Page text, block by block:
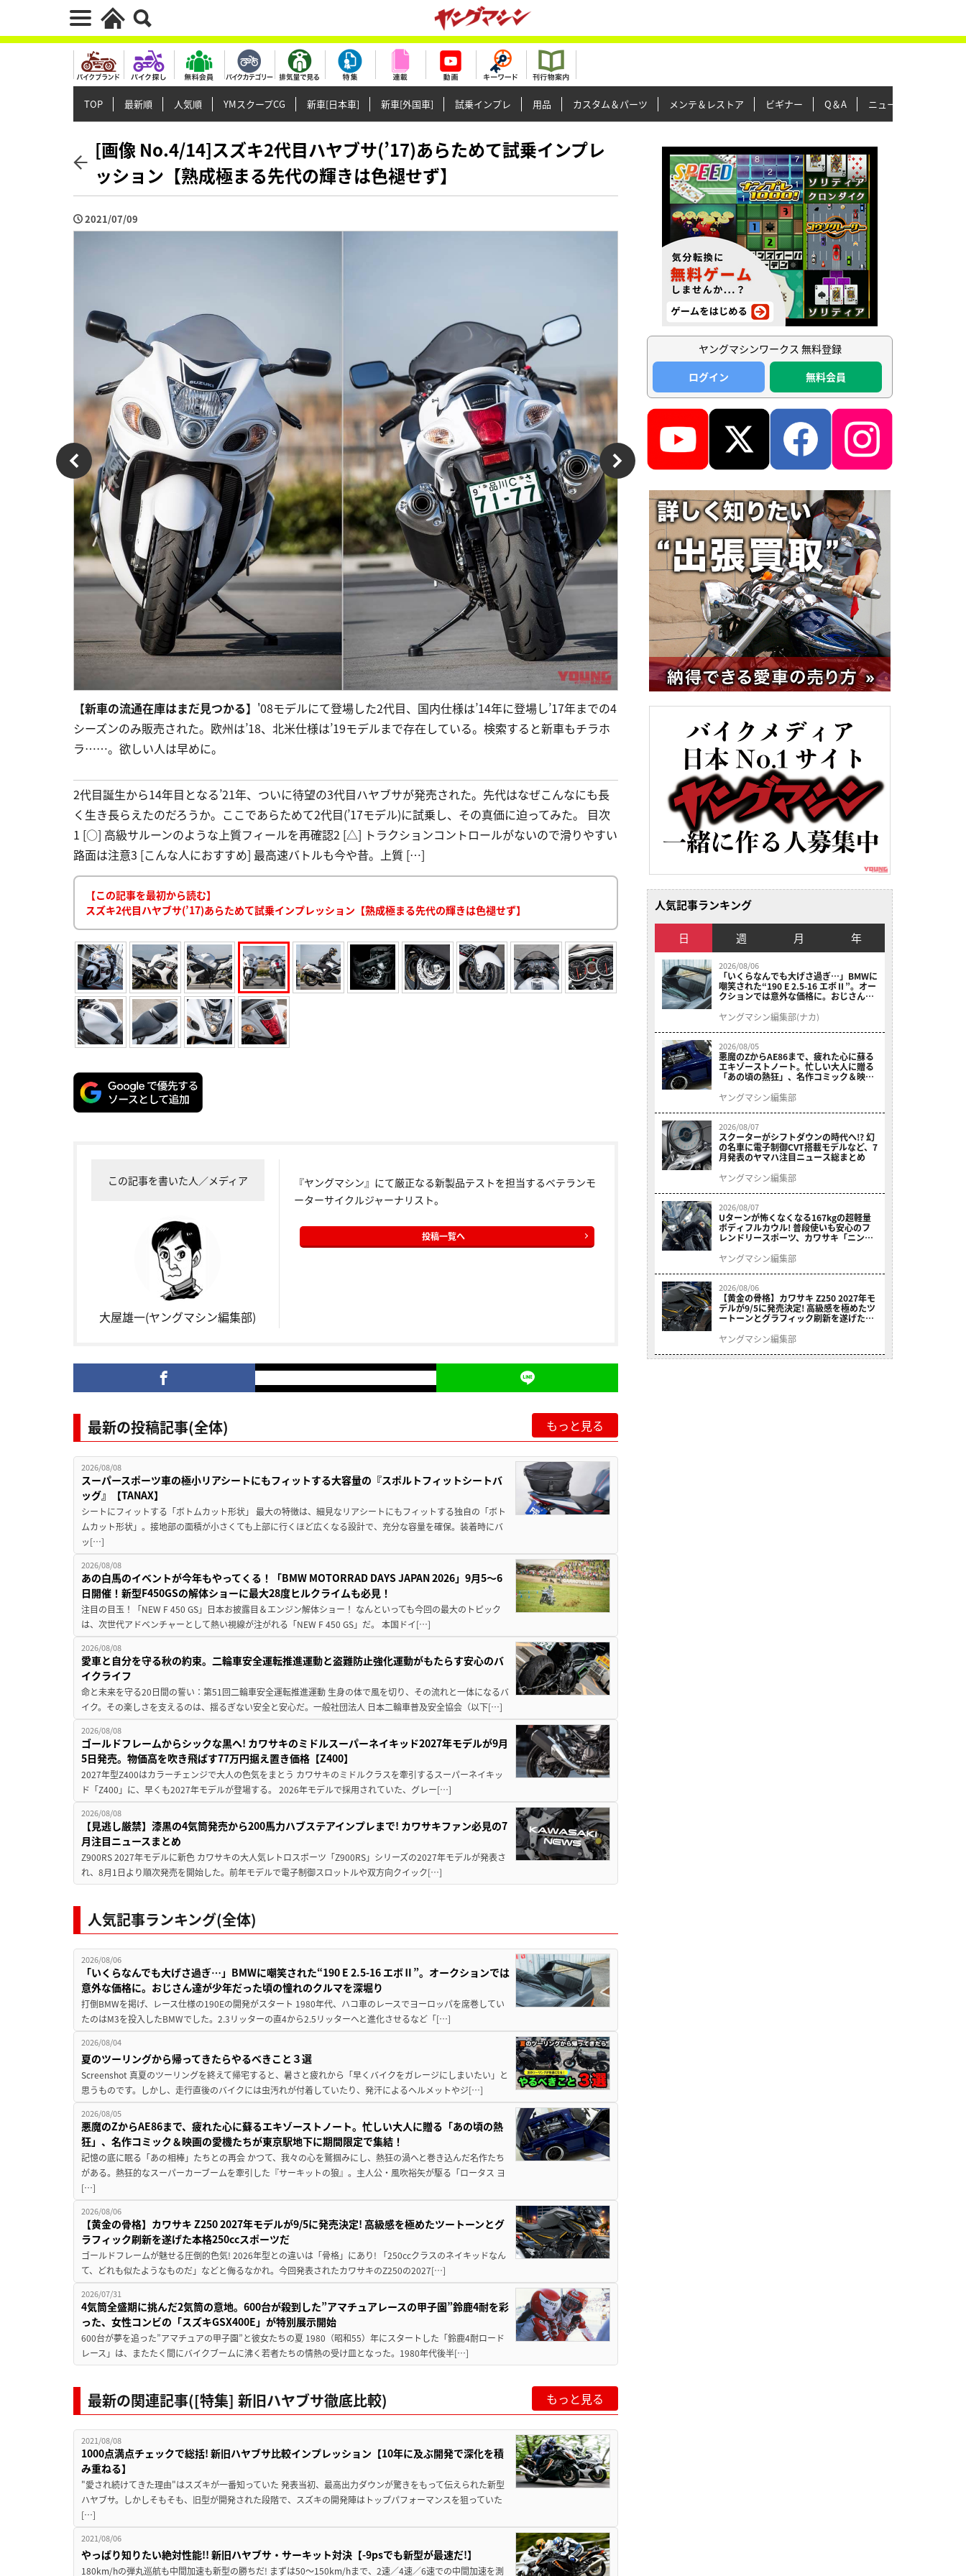
TOP 最新順 人気順 YMスクープCG 新車[日本車] 新車[外国車] 試乗インプレ 用品 カスタム＆パーツ メンテ＆レストア ビギナー Q＆A ニュース＆トピックス
[画像 No.4/14]スズキ2代目ハヤブサ(’17)あらためて試乗インプレ
ッション【熟成極まる先代の輝きは色褪せず】
2021/07/09
【新車の流通在庫はまだ見つかる】 '08モデルにて登場した2代目、国内仕様は’14年に登場し’17年までの4
シーズンのみ販売された。欧州は’18、北米仕様は’19モデルまで存在している。検索すると新車もチラホ
ラ……。欲しい人は早めに。
2代目誕生から14年目となる’21年、ついに待望の3代目ハヤブサが発売された。先代はなぜこんなにも長
く生き長らえたのだろうか。ここであらためて2代目(’17モデル)に試乗し、その真価に迫ってみた。 目次
1 [○] 高級サルーンのような上質フィールを再確認2 [△] トラクションコントロールがないので滑りやすい
路面は注意3 [こんな人におすすめ] 最高速バトルも今や昔。上質 […]
【この記事を最初から読む】
スズキ2代目ハヤブサ(’17)あらためて試乗インプレッション【熟成極まる先代の輝きは色褪せず】
この記事を書いた人／メディア
大屋雄一(ヤングマシン編集部)
『ヤングマシン』にて厳正なる新製品テストを担当するベテランモ
ーターサイクルジャーナリスト。
投稿一覧へ
最新の投稿記事(全体) もっと見る
2026/08/08
スーパースポーツ車の極小リアシートにもフィットする大容量の『スポルトフィットシートバ
ッグ』【TANAX】
シートにフィットする「ボトムカット形状」 最大の特徴は、細見なリアシートにもフィットする独自の「ボト
ムカット形状」。接地部の面積が小さくても上部に行くほど広くなる設計で、充分な容量を確保。装着時にバ
ッ[…]
2026/08/08
あの白馬のイベントが今年もやってくる！「BMW MOTORRAD DAYS JAPAN 2026」9月5〜6
日開催！新型F450GSの解体ショーに最大28度ヒルクライムも必見！
注目の目玉！「NEW F 450 GS」日本お披露目＆エンジン解体ショー！ なんといっても今回の最大のトピック
は、次世代アドベンチャーとして熱い視線が注がれる「NEW F 450 GS」だ。 本国ドイ[…]
2026/08/08
愛車と自分を守る秋の約束。二輪車安全運転推進運動と盗難防止強化運動がもたらす安心のバ
イクライフ
命と未来を守る20日間の誓い：第51回二輪車安全運転推進運動 生身の体で風を切り、その流れと一体になるバ
イク。その楽しさを支えるのは、揺るぎない安全と安心だ。一般社団法人 日本二輪車普及安全協会（以下[…]
2026/08/08
ゴールドフレームからシックな黒へ! カワサキのミドルスーパーネイキッド2027年モデルが9月
5日発売。物価高を吹き飛ばす77万円据え置き価格【Z400】
2027年型Z400はカラーチェンジで大人の色気をまとう カワサキのミドルクラスを牽引するスーパーネイキッ
ド「Z400」に、早くも2027年モデルが登場する。 2026年モデルで採用されていた、グレー[…]
2026/08/08
【見逃し厳禁】漆黒の4気筒発売から200馬力ハブステアインプレまで! カワサキファン必見の7
月注目ニュースまとめ
Z900RS 2027年モデルに新色 カワサキの大人気レトロスポーツ「Z900RS」シリーズの2027年モデルが発表さ
れ、8月1日より順次発売を開始した。前年モデルで電子制御スロットルや双方向クイック[…]
人気記事ランキング(全体)
2026/08/06
「いくらなんでも大げさ過ぎ…」BMWに嘲笑された“190 E 2.5-16 エボⅡ”。オークションでは
意外な価格に。おじさん達が少年だった頃の憧れのクルマを深堀り
打倒BMWを掲げ、レース仕様の190Eの開発がスタート 1980年代、ハコ車のレースでヨーロッパを席巻してい
たのはM3を投入したBMWでした。2.3リッターの直4から2.5リッターへと進化させるなど「[…]
2026/08/04
夏のツーリングから帰ってきたらやるべきこと３選
Screenshot 真夏のツーリングを終えて帰宅すると、暑さと疲れから「早くバイクをガレージにしまいたい」と
思うものです。しかし、走行直後のバイクには虫汚れが付着していたり、発汗によるヘルメットやジ[…]
2026/08/05
悪魔のZからAE86まで、疲れた心に蘇るエキゾーストノート。忙しい大人に贈る「あの頃の熱
狂」、名作コミック＆映画の愛機たちが東京駅地下に期間限定で集結！
記憶の底に眠る「あの相棒」たちとの再会 かつて、我々の心を鷲掴みにし、熱狂の渦へと巻き込んだ名作たち
がある。熱狂的なスーパーカーブームを牽引した『サーキットの狼』。主人公・風吹裕矢が駆る「ロータス ヨ
[…]
2026/08/06
【黄金の骨格】カワサキ Z250 2027年モデルが9/5に発売決定! 高級感を極めたツートーンとグ
ラフィック刷新を遂げた本格250ccスポーツだ
ゴールドフレームが魅せる圧倒的色気! 2026年型との違いは「骨格」にあり! 「250ccクラスのネイキッドなん
て、どれも似たようなものだ」などと侮るなかれ。今回発表されたカワサキのZ250の2027[…]
2026/07/31
4気筒全盛期に挑んだ2気筒の意地。600台が殺到した”アマチュアレースの甲子園”鈴鹿4耐を彩
った、女性コンビの「スズキGSX400E」が特別展示開始
600台が夢を追った”アマチュアの甲子園”と彼女たちの夏 1980（昭和55）年にスタートした「鈴鹿4耐ロード
レース」は、またたく間にバイクブームに沸く若者たちの情熱の受け皿となった。1980年代後半[…]
最新の関連記事([特集] 新旧ハヤブサ徹底比較) もっと見る
2021/08/08
1000点満点チェックで総括! 新旧ハヤブサ比較インプレッション【10年に及ぶ開発で深化を積
み重ねる】
"愛され続けてきた理由"はスズキが一番知っていた 発表当初、最高出力ダウンが驚きをもって伝えられた新型
ハヤブサ。しかしそもそも、旧型が開発された段階で、スズキの開発陣はトップパフォーマンスを狙っていた
[…]
2021/08/06
やっぱり知りたい絶対性能!! 新旧ハヤブサ・サーキット対決【-9psでも新型が最速だ!】
180km/hの弾丸巡航も中間加速も新型の勝ちだ! まずは50～150km/hまで、2速／4速／6速での中間加速を測
ヤングマシンワークス 無料登録
ログイン
無料会員
人気記事ランキング
日 週 月 年
2026/08/06
「いくらなんでも大げさ過ぎ…」BMWに
嘲笑された“190 E 2.5-16 エボⅡ”。オー
クションでは意外な価格に。おじさん達
ヤングマシン編集部(ナカ)
2026/08/05
悪魔のZからAE86まで、疲れた心に蘇る
エキゾーストノート。忙しい大人に贈る
「あの頃の熱狂」、名作コミック＆映画
結！
ヤングマシン編集部
2026/08/07
スクーターがシフトダウンの時代へ!? 幻
の名車に電子制御CVT搭載モデルなど、7
月発表のヤマハ注目ニュース総まとめ
ヤングマシン編集部
2026/08/07
Uターンが怖くなくなる167kgの超軽量
ボディフルカウル! 普段使いも安心のフ
レンドリースポーツ、カワサキ「ニンジ
9/5発売
ヤングマシン編集部
2026/08/06
【黄金の骨格】カワサキ Z250 2027年モ
デルが9/5に発売決定! 高級感を極めたツ
ートーンとグラフィック刷新を遂げた本
ヤングマシン編集部